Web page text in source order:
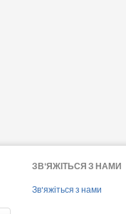
ЗВ'ЯЖІТЬСЯ З НАМИ
Зв'яжіться з нами